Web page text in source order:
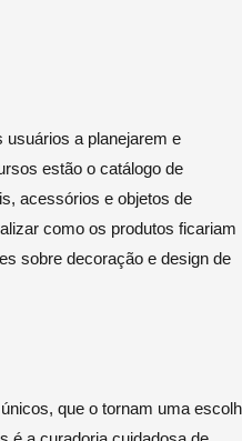
a planejarem e
estão o catálogo de
acessórios e objetos de
como os produtos ficariam
sobre decoração e design de
que o tornam uma